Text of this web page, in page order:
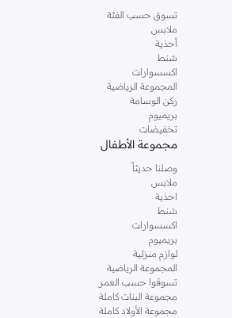
تسوق حسب الفئة
ملابس
أحذية
شنط
اكسسوارات
المجموعة الرياضية
ركن الوسامة
بريميوم
تخفيضات
مجموعة الأطفال
وصلنا حديثاً
ملابس
احذية
شنط
اكسسوارات
بريميوم
لوازم منزلية
المجموعة الرياضية
تسوقوا حسب العمر
مجموعة البنات كاملة
مجموعة الأولاد كاملة